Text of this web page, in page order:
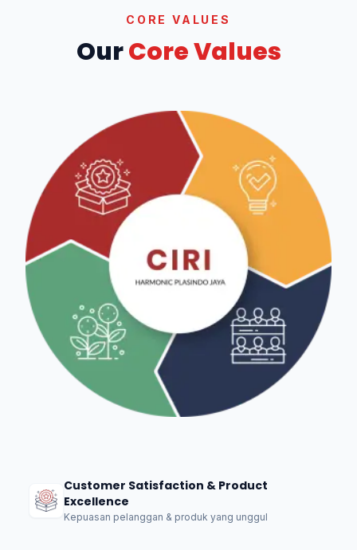
CORE VALUES
OurCore Values
Customer Satisfaction & Product
Excellence
Kepuasan pelanggan & produk yang unggul